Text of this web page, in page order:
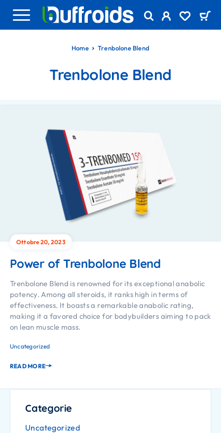
Home Trenbolone Blend
Trenbolone Blend
Ottobre 20, 2023
Power of Trenbolone Blend
Trenbolone Blend is renowned for its exceptional anabolic
potency. Among all steroids, it ranks high in terms of
effectiveness. It boasts a remarkable anabolic rating,
making it a favored choice for bodybuilders aiming to pack
on lean muscle mass.
Uncategorized
READ MORE
Categorie
Uncategorized